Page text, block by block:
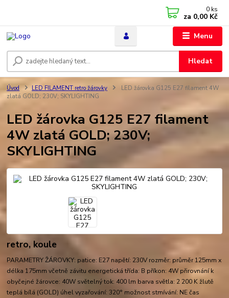
Menu
Hledat
0 ks
za 0,00 Kč
Úvod LED FILAMENT retro žárovky
LED žárovka G125 E27 filament 4W
zlatá GOLD; 230V; SKYLIGHTING
LED žárovka G125 E27 filament
4W zlatá GOLD; 230V;
SKYLIGHTING
retro, koule
PARAMETRY ŽÁROVKY: patice: E27 napětí: 230V rozměr: průměr 125mm x
délka 175mm včetně závitu energetická třída: B příkon: 4W přirovnání k
obyčejné žárovce: 40W světelný tok: 400 lm barva světla: 2 200 K žlutě
teplá bílá (GOLD) úhel vyzařování: 320° možnost stmívání: NE čas